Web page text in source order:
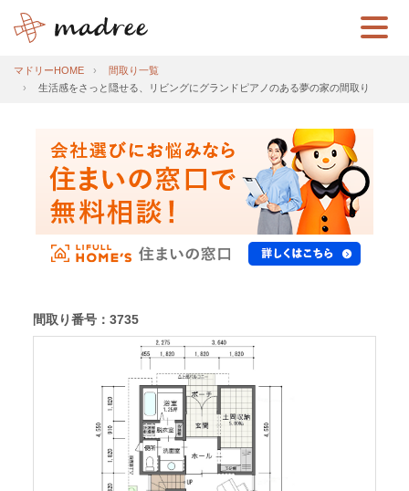
マドリーHOME
間取り一覧
生活感をさっと隠せる、リビングにグランドピアノのある夢の家の間取り
間取り番号：3735